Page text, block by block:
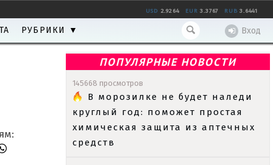
USD 2.9264 EUR 3.3767 RUB 3.6441
Вход
РУБРИКИ ▼
ПОПУЛЯРНЫЕ НОВОСТИ
145668 просмотров
В морозилке не будет наледи
круглый год: поможет простая
химическая защита из аптечных
средств